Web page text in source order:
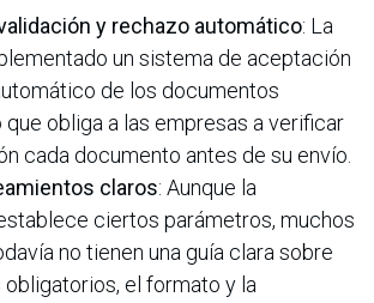
y rechazo automático: La
un sistema de aceptación
de los documentos
que obliga a las empresas a verificar
cada documento antes de su envío.
claros: Aunque la
ciertos parámetros, muchos
no tienen una guía clara sobre
obligatorios, el formato y la